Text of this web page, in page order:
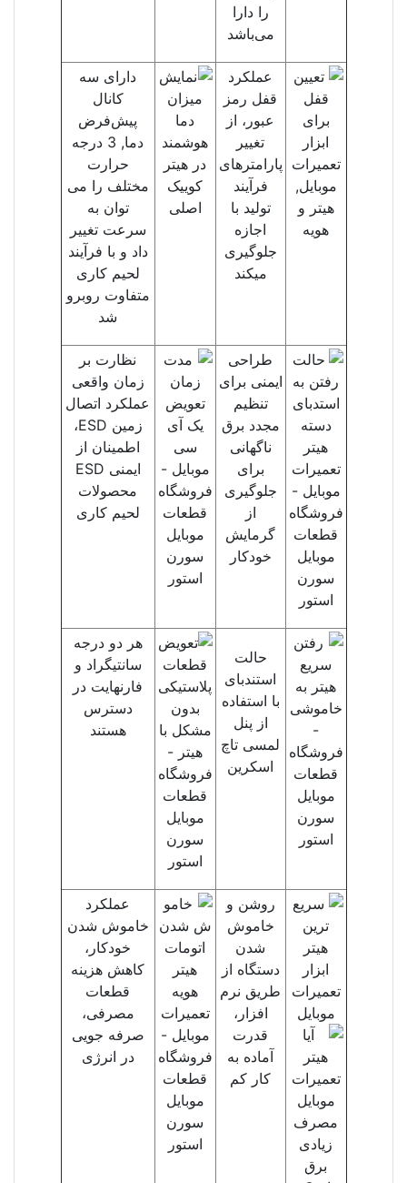
را دارا
می‌باشد
عملکرد
قفل رمز
عبور، از
تغییر
پارامترهای
فرآیند
تولید با
اجازه
جلوگیری
میکند
دارای سه
کانال
پیش‌فرض
دما, 3 درجه
حرارت
مختلف را می
توان به
سرعت تغییر
داد و با فرآیند
لحیم کاری
متفاوت روبرو
شد
طراحی
ایمنی برای
تنظیم
مجدد برق
ناگهانی
برای
جلوگیری
از
گرمایش
خودکار
نظارت بر
زمان واقعی
عملکرد اتصال
زمین ESD،
اطمینان از
ایمنی ESD
محصولات
لحیم کاری
حالت
استندبای
با استفاده
از پنل
لمسی تاچ
اسکرین
هر دو درجه
سانتیگراد و
فارنهایت در
دسترس
هستند
روشن و
خاموش
شدن
دستگاه از
طریق نرم
افزار،
قدرت
آماده به
کار کم
عملکرد
خاموش شدن
خودکار،
کاهش هزینه
قطعات
مصرفی،
صرفه جویی
در انرژی